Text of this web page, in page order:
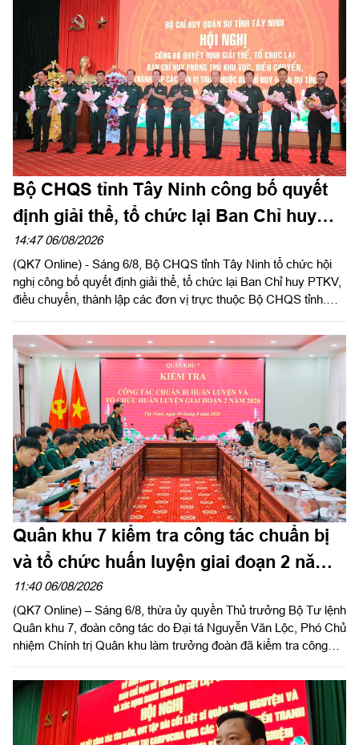
Bộ CHQS tỉnh Tây Ninh công bố quyết
định giải thể, tổ chức lại Ban Chỉ huy
phòng thủ khu vực
14:47 06/08/2026
(QK7 Online) - Sáng 6/8, Bộ CHQS tỉnh Tây Ninh tổ chức hội
nghị công bố quyết định giải thể, tổ chức lại Ban Chỉ huy PTKV,
điều chuyển, thành lập các đơn vị trực thuộc Bộ CHQS tỉnh.
Ngọc Hải, Phó Tham mưu trưởng Quân khu dự và phát biểu
chỉ đạo.
Quân khu 7 kiểm tra công tác chuẩn bị
và tổ chức huấn luyện giai đoạn 2 năm
2026 tại tỉnh Tây Ninh
11:40 06/08/2026
(QK7 Online) – Sáng 6/8, thừa ủy quyền Thủ trưởng Bộ Tư lệnh
Quân khu 7, đoàn công tác do Đại tá Nguyễn Văn Lộc, Phó Chủ
nhiệm Chính trị Quân khu làm trưởng đoàn đã kiểm tra công
Trung đoàn 738 và Ban CHQS phường Tân An, Bộ CHQS tỉnh
Tây Ninh.